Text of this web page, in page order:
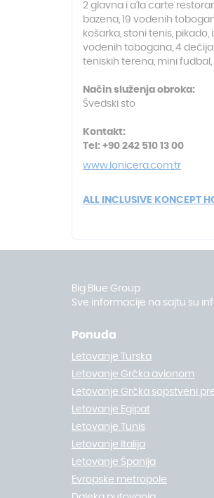
2 glavna i a’la carte
bazena, 19 vodenih
košarka, stoni tenis,
vodenih tobogana, 4 dečija
teniskih terena, mini fudbal,
Način služenja obroka:
Švedski sto
Kontakt:
Tel: +90 242 510 13 00
www.lonicera.com.tr
ALL INCLUSIVE KONCEPT
Big Blue Group
Sve informacije na sajtu su
Ponuda
Letovanje Turska
Letovanje Grčka avionom
Letovanje Grčka sopstveni
Letovanje Egipat
Letovanje Tunis
Letovanje Italija
Letovanje Španija
Evropske metropole